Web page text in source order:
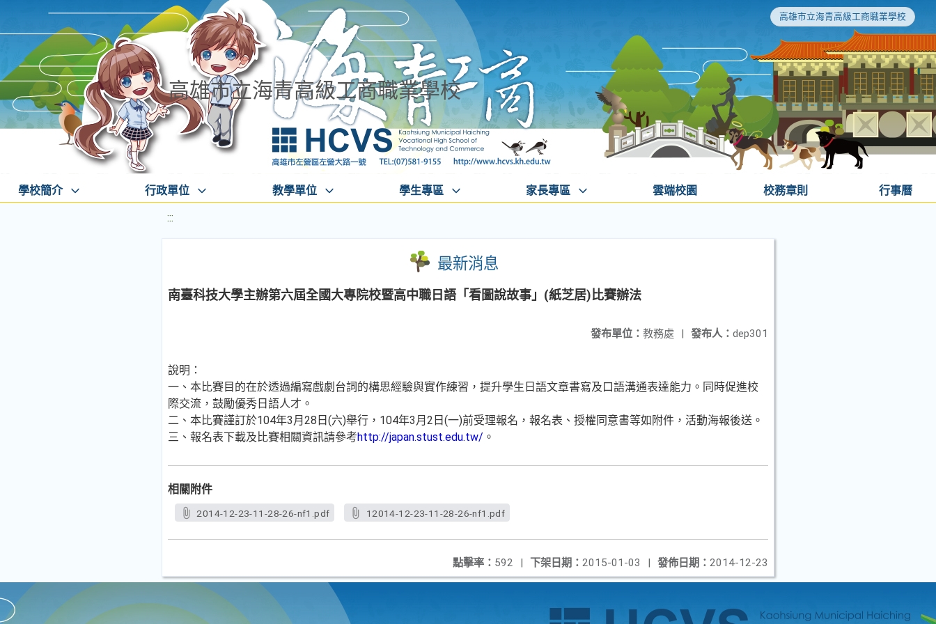
高雄市立海青高級工商職業學校
高雄市立海青高級工商職業學校
學校簡介 行政單位 教學單位 學生專區 家長專區 雲端校園 校務章則 行事曆
:::
最新消息
南臺科技大學主辦第六屆全國大專院校暨高中職日語「看圖說故事」(紙芝居)比賽辦法
發布人： dep301
發布單位： 教務處 |
說明：
一、本比賽目的在於透過編寫戲劇台詞的構思經驗與實作練習，提升學生日語文章書寫及口語溝通表達能力。同時促進校
際交流，鼓勵優秀日語人才。
二、本比賽謹訂於104年3月28日(六)舉行，104年3月2日(一)前受理報名，報名表、授權同意書等如附件，活動海報後送。
三、報名表下載及比賽相關資訊請參考http://japan.stust.edu.tw/ 。
相關附件
2014-12-23-11-28-26-nf1.pdf 12014-12-23-11-28-26-nf1.pdf
發佈日期： 2014-12-23
下架日期： 2015-01-03 |
點擊率： 592 |